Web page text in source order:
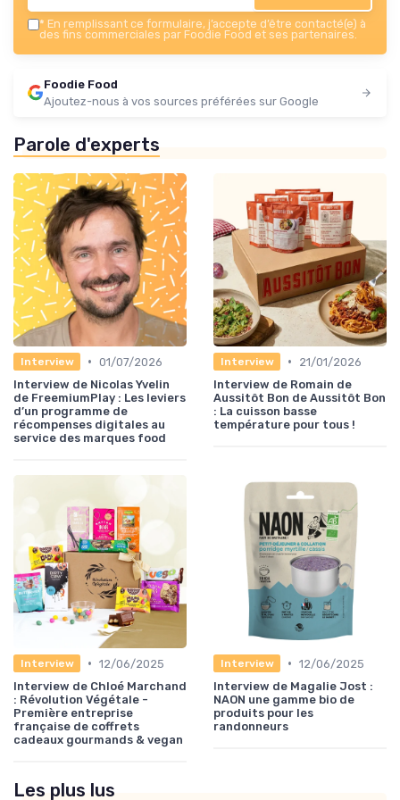
* En remplissant ce formulaire, j’accepte d’être contacté(e) à
des fins commerciales par Foodie Food et ses partenaires.
Foodie Food
Ajoutez-nous à vos sources préférées sur Google
Parole d'experts
Interview • 01/07/2026
Interview de Nicolas Yvelin
de FreemiumPlay : Les leviers
d’un programme de
récompenses digitales au
service des marques food
Interview •
21/01/2026
Interview de Romain de
Aussitôt Bon de Aussitôt Bon
: La cuisson basse
température pour tous !
Interview • 12/06/2025
Interview de Chloé Marchand
: Révolution Végétale -
Première entreprise
française de coffrets
cadeaux gourmands & vegan
Interview • 12/06/2025
Interview de Magalie Jost :
NAON une gamme bio de
produits pour les
randonneurs
Les plus lus